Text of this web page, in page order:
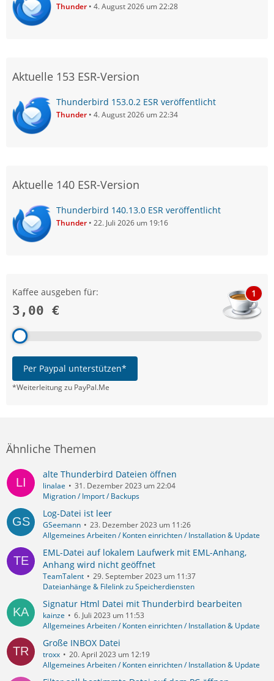
Thunder 4. August 2026 um 22:28
Aktuelle 153 ESR-Version
Thunderbird 153.0.2 ESR veröffentlicht
Thunder 4. August 2026 um 22:34
Aktuelle 140 ESR-Version
Thunderbird 140.13.0 ESR veröffentlicht
Thunder 22. Juli 2026 um 19:16
Kaffee ausgeben für:
3,00 €
1
Per Paypal unterstützen*
*Weiterleitung zu PayPal.Me
Ähnliche Themen
alte Thunderbird Dateien öffnen
linalae
31. Dezember 2023 um 22:04
Migration / Import / Backups
Log-Datei ist leer
GSeemann
23. Dezember 2023 um 11:26
Allgemeines Arbeiten / Konten einrichten / Installation & Update
EML-Datei auf lokalem Laufwerk mit EML-Anhang,
Anhang wird nicht geöffnet
TeamTalent
29. September 2023 um 11:37
Dateianhänge & Filelink zu Speicherdiensten
Signatur Html Datei mit Thunderbird bearbeiten
kainze
6. Juli 2023 um 11:53
Allgemeines Arbeiten / Konten einrichten / Installation & Update
Große INBOX Datei
troxx
20. April 2023 um 12:19
Allgemeines Arbeiten / Konten einrichten / Installation & Update